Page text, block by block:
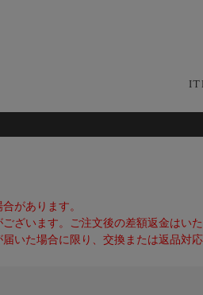
があります。
ざいます。ご注文後の差額返金はいた
いた場合に限り、交換または返品対